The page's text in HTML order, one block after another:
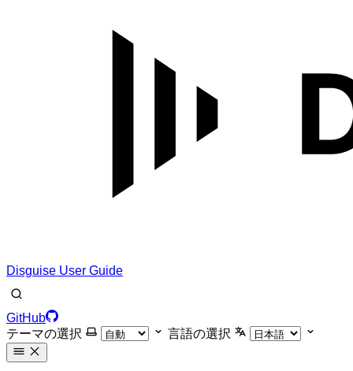
Disguise User Guide
GitHub
テーマの選択
言語の選択